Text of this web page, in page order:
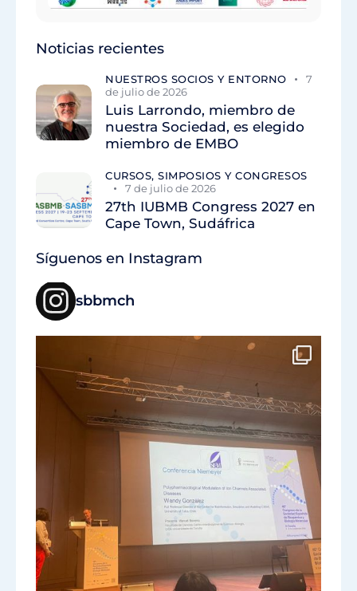
Noticias recientes
NUESTROS SOCIOS Y ENTORNO
7
de julio de 2026
Luis Larrondo, miembro de
nuestra Sociedad, es elegido
miembro de EMBO
CURSOS, SIMPOSIOS Y CONGRESOS
7 de julio de 2026
27th IUBMB Congress 2027 en
Cape Town, Sudáfrica
Síguenos en Instagram
sbbmch